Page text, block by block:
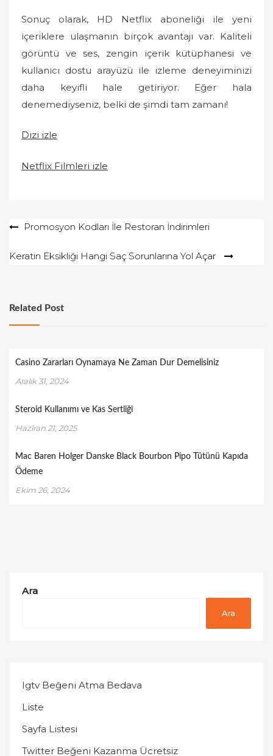
Sonuç olarak, HD Netflix aboneliği ile yeni
içeriklere ulaşmanın birçok avantajı var. Kaliteli
görüntü ve ses, zengin içerik kütüphanesi ve
kullanıcı dostu arayüzü ile izleme deneyiminizi
daha keyifli hale getiriyor. Eğer hala
denemediyseniz, belki de şimdi tam zamanı!
Dizi izle
Netflix Filmleri izle
YazıPromosyon Kodları İle Restoran İndirimleri
Keratin Eksikliği Hangi Saç Sorunlarına Yol Açar
Related Post
Casino Zararları Oynamaya Ne Zaman Dur Demelisiniz
Aralık 31, 2024
Steroid Kullanımı ve Kas Sertliği
Haziran 21, 2025
Mac Baren Holger Danske Black Bourbon Pipo Tütünü Kapıda
Ödeme
Ekim 26, 2024
Ara
Ara
Igtv Beğeni Atma Bedava
Liste
Sayfa Listesi
Twitter Beğeni Kazanma Ücretsiz